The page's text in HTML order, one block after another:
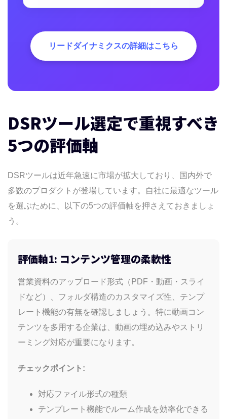
リードダイナミクスの詳細はこちら
DSRツール選定で重視すべき
5つの評価軸
DSRツールは近年急速に市場が拡大しており、国内外で
多数のプロダクトが登場しています。自社に最適なツール
を選ぶために、以下の5つの評価軸を押さえておきましょ
う。
評価軸1: コンテンツ管理の柔軟性
営業資料のアップロード形式（PDF・動画・スライ
ドなど）、フォルダ構造のカスタマイズ性、テンプ
レート機能の有無を確認しましょう。特に動画コン
テンツを多用する企業は、動画の埋め込みやストリ
ーミング対応が重要になります。
チェックポイント:
対応ファイル形式の種類
テンプレート機能でルーム作成を効率化できる